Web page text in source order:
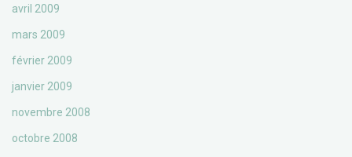
avril 2009
mars 2009
février 2009
janvier 2009
novembre 2008
octobre 2008